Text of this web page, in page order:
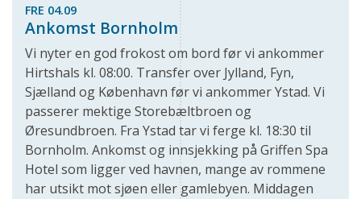
FRE 04.09
Ankomst Bornholm
Vi nyter en god frokost om bord før vi ankommer
Hirtshals kl. 08:00. Transfer over Jylland, Fyn,
Sjælland og København før vi ankommer Ystad. Vi
passerer mektige Storebæltbroen og
Øresundbroen. Fra Ystad tar vi ferge kl. 18:30 til
Bornholm. Ankomst og innsjekking på Griffen Spa
Hotel som ligger ved havnen, mange av rommene
har utsikt mot sjøen eller gamlebyen. Middagen